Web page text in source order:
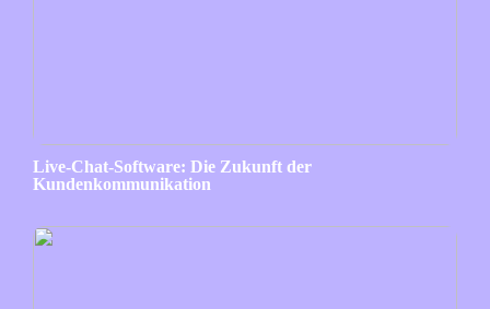
Live-Chat-Software: Die Zukunft der
Kundenkommunikation